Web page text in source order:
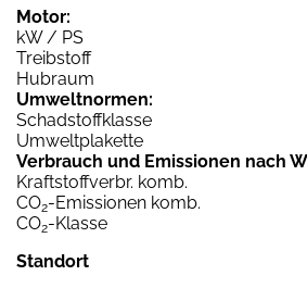
Motor:
kW / PS
Treibstoff
Hubraum
Umweltnormen:
Schadstoffklasse
Umweltplakette
Verbrauch und Emissionen nach
Kraftstoffverbr. komb.
CO2-Emissionen komb.
CO2-Klasse
Standort